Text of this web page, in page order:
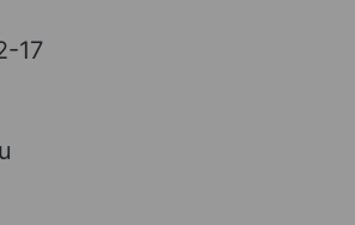
17